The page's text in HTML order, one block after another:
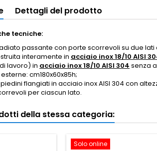
Dettagli del prodotto
tecniche:
passante con porte scorrevoli su due lati
interamente in acciaio inox 18/10 AISI
lavoro) in acciaio inox 18/10 AISI 304 senza
cm180x60x85h;
flangiati in acciaio inox AISI 304 con
per ciascun lato.
della stessa categoria:
Solo online